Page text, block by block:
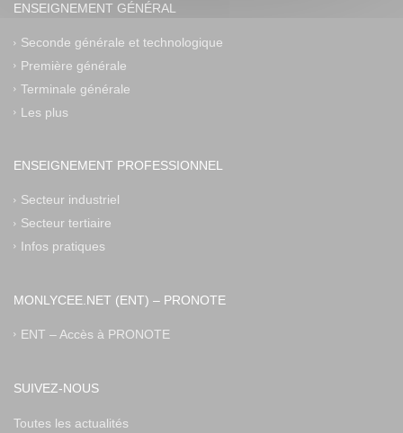
ENSEIGNEMENT GÉNÉRAL
Seconde générale et technologique
Première générale
Terminale générale
Les plus
ENSEIGNEMENT PROFESSIONNEL
Secteur industriel
Secteur tertiaire
Infos pratiques
MONLYCEE.NET (ENT) – PRONOTE
ENT – Accès à PRONOTE
SUIVEZ-NOUS
Toutes les actualités